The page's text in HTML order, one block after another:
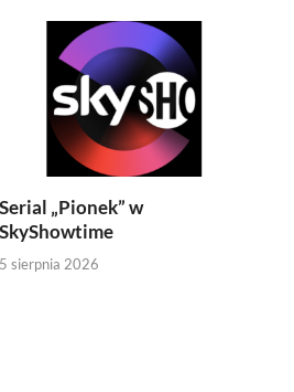
Serial „Pionek” w
SkyShowtime
5 sierpnia 2026